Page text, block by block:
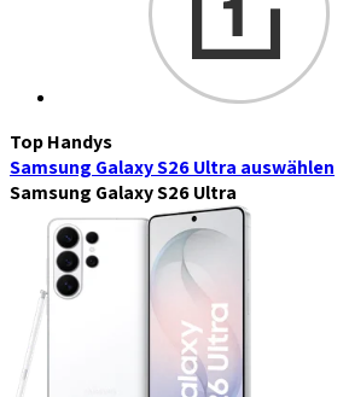
Top Handys
Samsung Galaxy S26 Ultra auswählen
Samsung Galaxy S26 Ultra